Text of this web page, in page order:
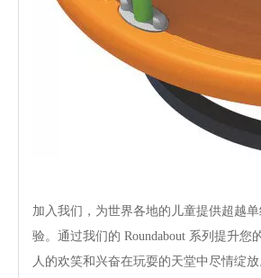
加入我们，为世界各地的儿童提供超越
验。通过我们的 Roundabout 系列提升您
人的欢笑和兴奋在玩耍的天堂中尽情绽放